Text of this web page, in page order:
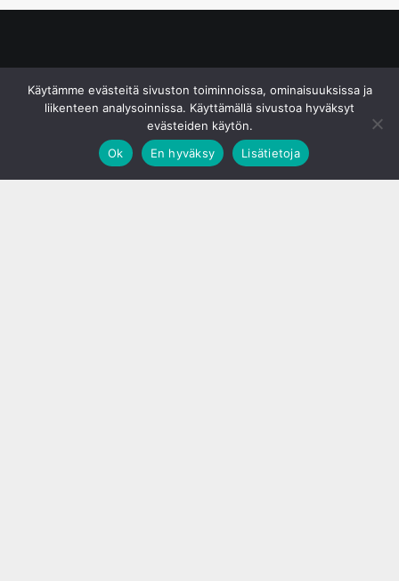
Käytämme evästeitä sivuston toiminnoissa, ominaisuuksissa ja
liikenteen analysoinnissa. Käyttämällä sivustoa hyväksyt
evästeiden käytön.
Ok
En hyväksy Lisätietoja